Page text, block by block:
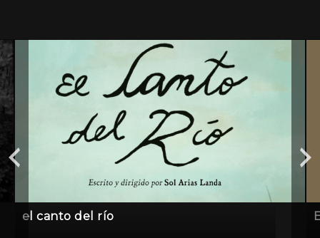
el canto del río